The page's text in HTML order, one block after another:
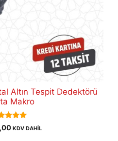
Altın Tespit Dedektörü
Makro
5.00
of 5
KDV DAHİL